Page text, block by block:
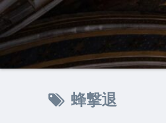
蜂撃退